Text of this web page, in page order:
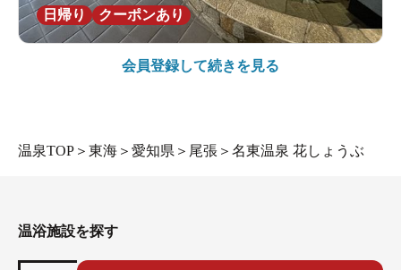
日帰り クーポンあり
会員登録して続きを見る
温泉TOP ＞ 東海 ＞ 愛知県 ＞ 尾張 ＞ 名東温泉 花しょうぶ
温浴施設を探す